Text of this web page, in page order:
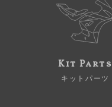
Kit Parts
キットパーツ